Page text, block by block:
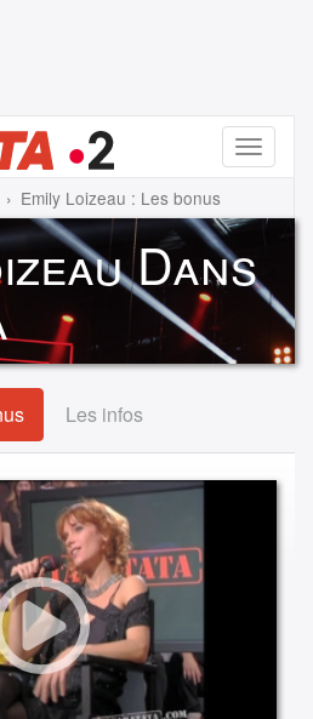
Menu
Emily Loizeau : Les bonus
Dans
Les infos